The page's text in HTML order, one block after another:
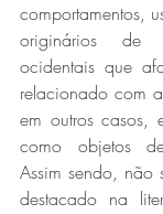
comportamentos,
originários de
ocidentais que
relacionado com
em outros casos,
como objetos
Assim sendo,
destacado na